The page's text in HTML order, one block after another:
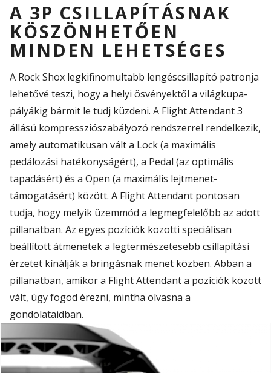
A 3P CSILLAPÍTÁSNAK
KÖSZÖNHETŐEN
MINDEN LEHETSÉGES
A RockShox legkifinomultabb lengéscsillapító patronja
lehetővé teszi, hogy a helyi ösvényektől a világkupa-
pályákig bármit le tudj küzdeni. A FlightAttendant3
állású kompressziószabályozó rendszerrel rendelkezik,
amely automatikusan vált a Lock(a maximális
pedálozási hatékonyságért), a Pedal (az optimális
tapadásért) és a Open (a maximális lejtmenet-
támogatásért) között. A FlightAttendant pontosan
tudja, hogy melyik üzemmód a legmegfelelőbb az adott
pillanatban. Az egyes pozíciók közötti speciálisan
beállítottátmenetek a legtermészetesebb csillapítási
érzetet kínálják a bringásnak menet közben. Abban a
pillanatban, amikor a FlightAttendanta pozíciók között
vált, úgy fogod érezni, mintha olvasna a
gondolataidban.